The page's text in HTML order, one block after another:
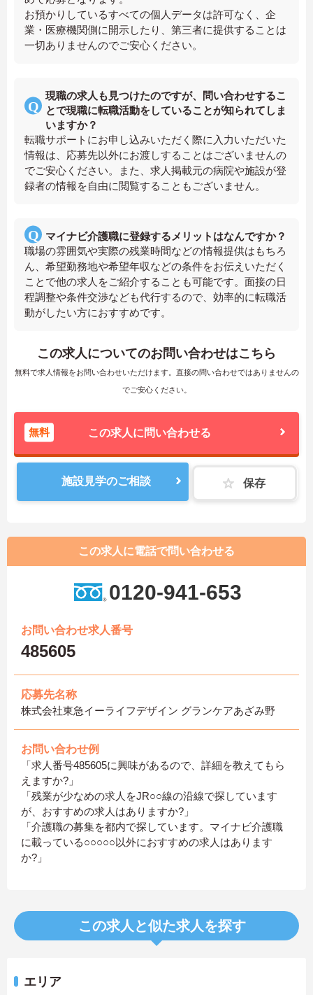
お預かりしているすべての個人データは許可なく、企
業・医療機関側に開示したり、第三者に提供することは
一切ありませんのでご安心ください。
現職の求人も見つけたのですが、問い合わせするこ
とで現職に転職活動をしていることが知られてしま
いますか？
転職サポートにお申し込みいただく際に入力いただいた
情報は、応募先以外にお渡しすることはございませんの
でご安心ください。また、求人掲載元の病院や施設が登
録者の情報を自由に閲覧することもございません。
マイナビ介護職に登録するメリットはなんですか？
職場の雰囲気や実際の残業時間などの情報提供はもちろ
ん、希望勤務地や希望年収などの条件をお伝えいただく
ことで他の求人をご紹介することも可能です。面接の日
程調整や条件交渉なども代行するので、効率的に転職活
動がしたい方におすすめです。
この求人についてのお問い合わせはこちら
無料で求人情報をお問い合わせいただけます。直接の問い合わせではありませんの
でご安心ください。
無料 この求人に問い合わせる
施設見学のご相談 保存
この求人に電話で問い合わせる
0120-941-653
お問い合わせ求人番号
485605
応募先名称
株式会社東急イーライフデザイン グランケアあざみ野
お問い合わせ例
「求人番号485605に興味があるので、詳細を教えてもら
えますか?」
「残業が少なめの求人をJR○○線の沿線で探しています
が、おすすめの求人はありますか?」
「介護職の募集を都内で探しています。マイナビ介護職
に載っている○○○○○以外におすすめの求人はあります
か?」
この求人と似た求人を探す
エリア